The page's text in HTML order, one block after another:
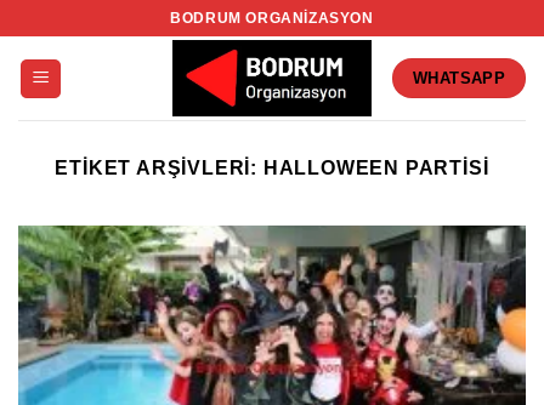
BODRUM ORGANIZASYON
WHATSAPP
ETIKET ARŞIVLERI: HALLOWEEN PARTISI